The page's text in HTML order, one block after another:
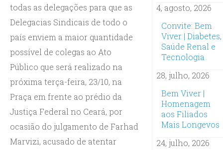
todas as delegações para que as
Delegacias Sindicais de todo o
país enviem a maior quantidade
possível de colegas ao Ato
Público que será realizado na
próxima terça-feira, 23/10, na
Praça em frente ao prédio da
Justiça Federal no Ceará, por
ocasião do julgamento de Farhad
Marvizi, acusado de atentar
4, agosto, 2026
Convite: Bem
Viver | Diabetes,
Saúde Renal e
Tecnologia
28, julho, 2026
Bem Viver |
Homenagem
aos Filiados
Mais Longevos
24, julho, 2026